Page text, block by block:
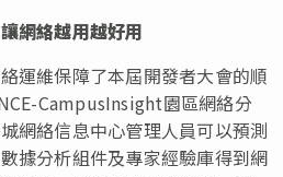
網絡越用越好用
運維保障了本屆開發者大會的順
CampusInsight園區網絡分
網絡信息中心管理人員可以預測
據分析組件及專家經驗庫得到網